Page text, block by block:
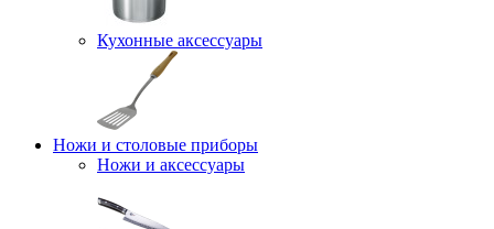
Кухонные аксессуары
Ножи и столовые приборы
Ножи и аксессуары